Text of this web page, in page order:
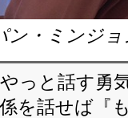
ン・ミンジ
やっと話す
を話せば『